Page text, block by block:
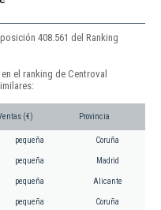
408.561 del Ranking
el ranking de Centroval
(€) Provincia
pequeña Coruña
pequeña Madrid
pequeña Alicante
pequeña Coruña